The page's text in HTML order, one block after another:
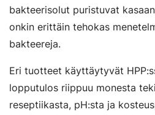
bakteerisolut puristuvat
onkin erittäin tehokas
bakteereja.
Eri tuotteet käyttäytyvät
lopputulos riippuu monesta
reseptiikasta, pH:sta ja